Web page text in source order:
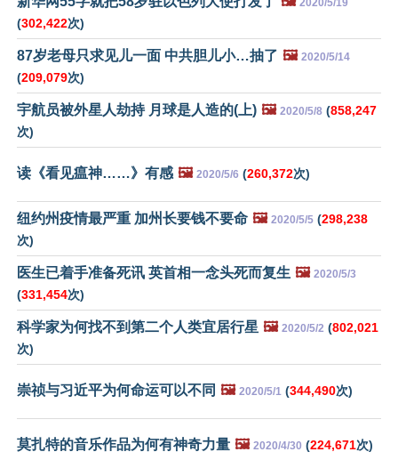
2020/5/19
(302,422次)
87岁老母只求见儿一面 中共胆儿小…抽了 🖼️ 2020/5/14
(209,079次)
宇航员被外星人劫持 月球是人造的(上) 🖼️ 2020/5/8 (858,247
次)
读《看见瘟神……》有感 🖼️ 2020/5/6 (260,372次)
纽约州疫情最严重 加州长要钱不要命 🖼️ 2020/5/5 (298,238
次)
医生已着手准备死讯 英首相一念头死而复生 🖼️ 2020/5/3
(331,454次)
科学家为何找不到第二个人类宜居行星 🖼️ 2020/5/2 (802,021
次)
崇祯与习近平为何命运可以不同 🖼️ 2020/5/1 (344,490次)
莫扎特的音乐作品为何有神奇力量 🖼️ 2020/4/30 (224,671次)